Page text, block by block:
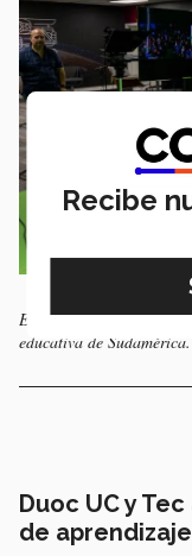
Es la primera vez que
educativa de
Duoc UC y
de
Recibe